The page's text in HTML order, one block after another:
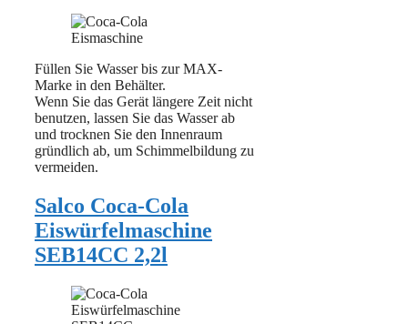
Füllen Sie Wasser bis zur MAX-
Marke in den Behälter.
Wenn Sie das Gerät längere Zeit nicht
benutzen, lassen Sie das Wasser ab
und trocknen Sie den Innenraum
gründlich ab, um Schimmelbildung zu
vermeiden.
Salco Coca-Cola
Eiswürfelmaschine
SEB14CC 2,2l